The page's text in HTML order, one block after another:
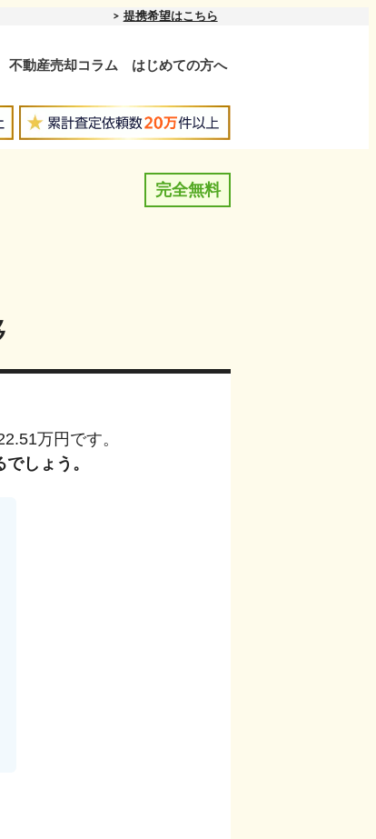
提携希望はこちら
不動産売却コラム はじめての方へ
完全無料
万円です。
しょう。